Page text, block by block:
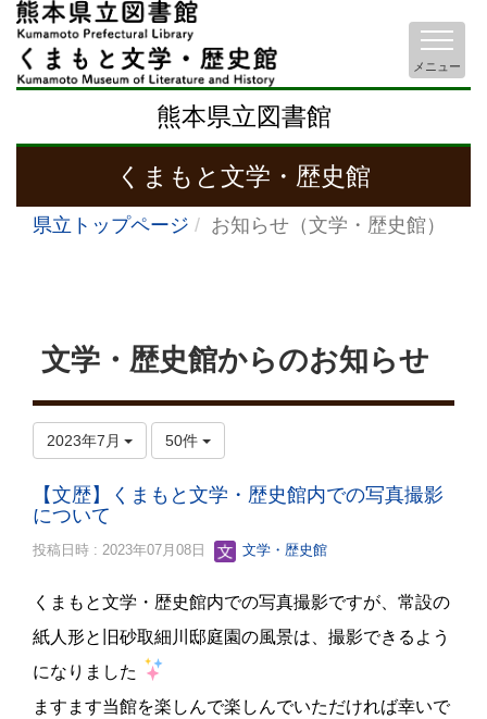
熊本県立図書館
くまもと文学・歴史館
メニュー
県立トップページ お知らせ（文学・歴史館）
文学・歴史館からのお知らせ
2023年7月 50件
【文歴】くまもと文学・歴史館内での写真撮影
について
投稿日時 : 2023年07月08日 文学・歴史館
くまもと文学・歴史館内での写真撮影ですが、常設の
紙人形と旧砂取細川邸庭園の風景は、撮影できるよう
になりました
ますます当館を楽しんで楽しんでいただければ幸いで